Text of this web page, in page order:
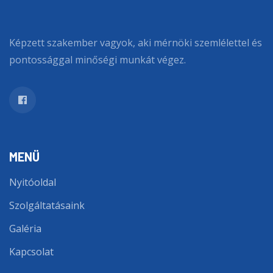
Képzett szakember vagyok, aki mérnöki szemlélettel és
pontossággal minőségi munkát végez.
MENÜ
Nyitóoldal
Szolgáltatásaink
Galéria
Kapcsolat